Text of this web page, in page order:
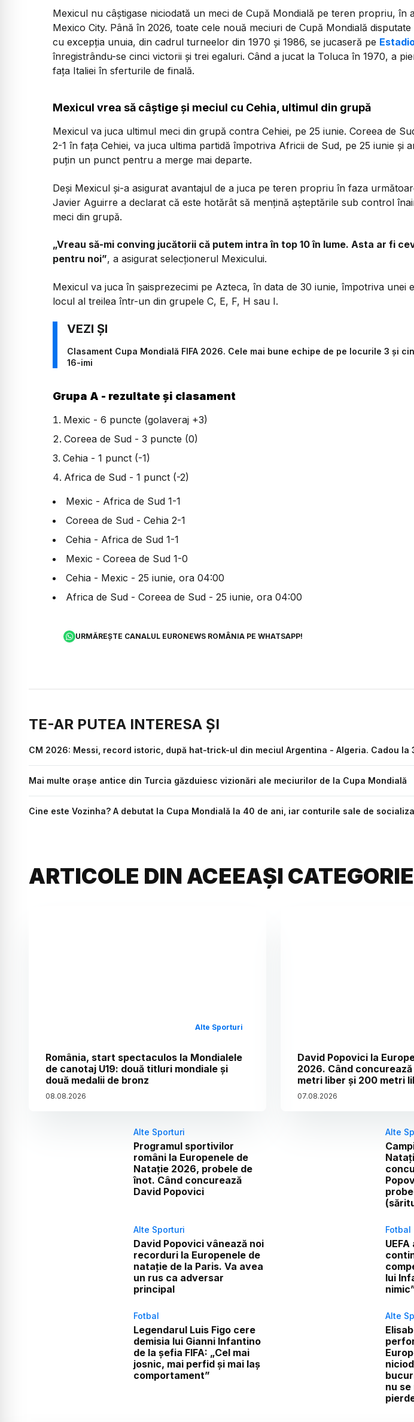
Mexicul nu câștigase niciodată un meci de Cupă Mondială pe teren propriu, în
Mexico City. Până în 2026, toate cele nouă meciuri de Cupă Mondială
cu excepția unuia, din cadrul turneelor din 1970 și 1986, se jucaseră pe
înregistrându-se cinci victorii și trei egaluri. Când a jucat la Toluca în 1970, a
fața Italiei în sferturile de finală.
Mexicul vrea să câștige și meciul cu Cehia, ultimul din grupă
Mexicul va juca ultimul meci din grupă contra Cehiei, pe 25 iunie. Coreea de
2-1 în fața Cehiei, va juca ultima partidă împotriva Africii de Sud, pe 25 iunie și
puțin un punct pentru a merge mai departe.
Deși Mexicul și-a asigurat avantajul de a juca pe teren propriu în faza
Javier Aguirre a declarat că este hotărât să mențină așteptările sub control
meci din grupă.
„Vreau să-mi conving jucătorii că putem intra în top 10 în lume. Asta ar fi
pentru noi”, a asigurat selecționerul Mexicului.
Mexicul va juca în șaisprezecimi pe Azteca, în data de 30 iunie, împotriva unei
locul al treilea într-un din grupele C, E, F, H sau I.
Clasament Cupa Mondială FIFA 2026. Cele mai bune echipe de pe locurile 3 și
16-imi
Grupa A - rezultate și clasament
Mexic - 6 puncte (golaveraj +3)
Coreea de Sud - 3 puncte (0)
Cehia - 1 punct (-1)
Africa de Sud - 1 punct (-2)
Mexic - Africa de Sud 1-1
Coreea de Sud - Cehia 2-1
Cehia - Africa de Sud 1-1
Mexic - Coreea de Sud 1-0
Cehia - Mexic - 25 iunie, ora 04:00
Africa de Sud - Coreea de Sud - 25 iunie, ora 04:00
URMĂREȘTE CANALUL EURONEWS ROMÂNIA PE WHATSAPP!
TE-AR PUTEA INTERESA ȘI
CM 2026: Messi, record istoric, după hat-trick-ul din meciul Argentina - Algeria. Cadou la
Mai multe orașe antice din Turcia găzduiesc vizionări ale meciurilor de la Cupa Mondială
Cine este Vozinha? A debutat la Cupa Mondială la 40 de ani, iar conturile sale de
ARTICOLE DIN ACEEAȘI CATEGORIE
Alte Sporturi
România, start spectaculos la Mondialele
de canotaj U19: două titluri mondiale și
două medalii de bronz
08.08.2026
David Popovici la
2026. Când
metri liber și 200 metri
07.08.2026
Alte Sporturi
Programul sportivilor
români la Europenele de
Natație 2026, probele de
înot. Când concurează
David Popovici
Alte
Alte Sporturi
David Popovici vânează noi
recorduri la Europenele de
natație de la Paris. Va avea
un rus ca adversar
principal
Fotbal
lui
Fotbal
Legendarul Luis Figo cere
demisia lui Gianni Infantino
de la șefia FIFA: „Cel mai
josnic, mai perfid și mai laș
comportament”
Alte
nu